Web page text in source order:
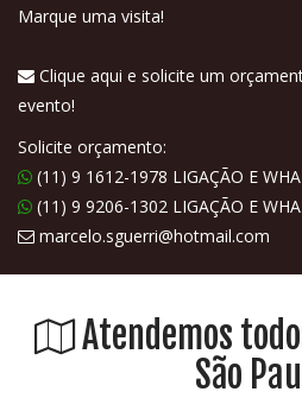
Marque uma visita!
Clique aqui e solicite um
evento!
Solicite orçamento:
(11) 9 1612-1978 LIGAÇÃO E
(11) 9 9206-1302 LIGAÇÃO E
marcelo.sguerri@hotmail.com
Atendemos
São